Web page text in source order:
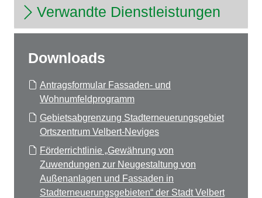
Verwandte Dienstleistungen
Downloads
Antragsformular Fassaden- und
Wohnumfeldprogramm
Gebietsabgrenzung Stadterneuerungsgebiet
Ortszentrum Velbert-Neviges
Förderrichtlinie „Gewährung von
Zuwendungen zur Neugestaltung von
Außenanlagen und Fassaden in
Stadterneuerungsgebieten“ der Stadt Velbert